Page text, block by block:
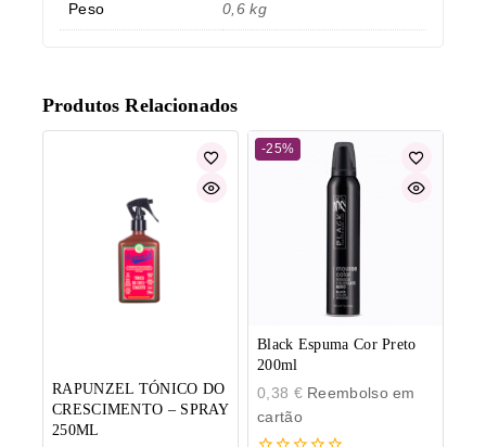
Peso 0,6 kg
Produtos Relacionados
RAPUNZEL TÓNICO DO
CRESCIMENTO – SPRAY
250ML
-25%
Black Espuma Cor Preto
200ml
0,38 €Reembolso em
cartão